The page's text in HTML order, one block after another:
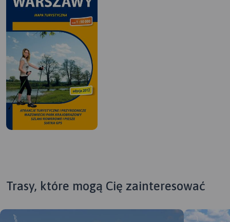
Trasy, które mogą Cię zainteresować